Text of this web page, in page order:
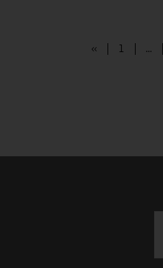
« 1 ...